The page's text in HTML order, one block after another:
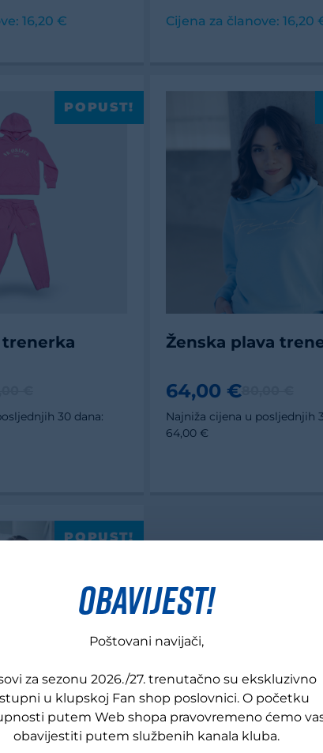
OBAVIJEST!
Poštovani navijači,
za sezonu 2026./27. trenutačno su ekskluzivno
u klupskoj Fan shop poslovnici. O početku
putem Web shopa pravovremeno ćemo
obavijestiti putem službenih kanala kluba.
16,20 € Cijena za članove: 16,20
POPUST!
trenerka
€
30 dana:
Ženska plava
64,00 €80,00 €
Najniža cijena u posljednjih
64,00 €
POPUST!